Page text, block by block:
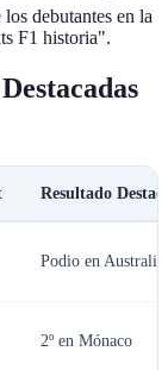
debutantes en la
F1 historia".
Resultado
Podio en Australia
2º en Mónaco